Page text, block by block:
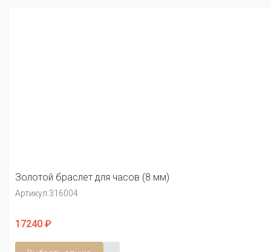
Золотой браслет для часов (8 мм)
Артикул:316004
17240 ₽